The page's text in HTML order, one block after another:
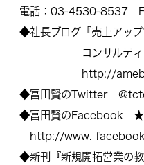
電話：03-4530-8537
◆社長ブログ『売上アッ
コンサルティング
http://
◆冨田賢のTwitter
◆冨田賢のFacebook ★
http://www.
◆新刊『新規開拓営業の